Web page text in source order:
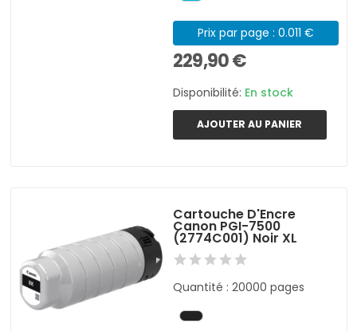
Prix par page : 0.011 €
229,90 €
Disponibilité: En stock
AJOUTER AU PANIER
Cartouche D'Encre
Canon PGI-7500
(2774C001) Noir XL
Quantité : 20000 pages